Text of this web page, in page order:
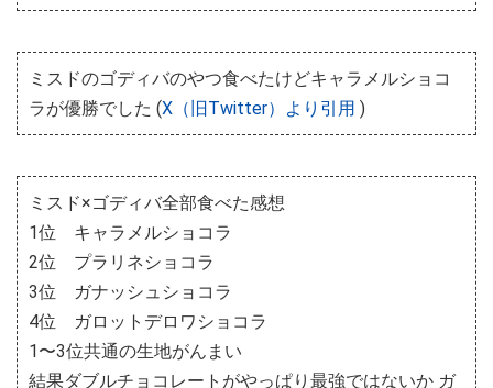
ミスドのゴディバのやつ食べたけどキャラメルショコ
ラが優勝でした (X（旧Twitter）より引用 )
ミスド×ゴディバ全部食べた感想
1位 キャラメルショコラ
2位 プラリネショコラ
3位 ガナッシュショコラ
4位 ガロットデロワショコラ
1〜3位共通の生地がんまい
結果ダブルチョコレートがやっぱり最強ではないか ガ